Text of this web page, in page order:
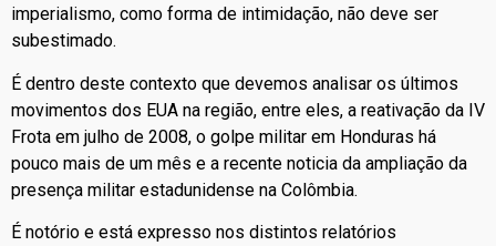
imperialismo, como forma de intimidação, não deve ser
subestimado.
É dentro deste contexto que devemos analisar os últimos
movimentos dos EUA na região, entre eles, a reativação da IV
Frota em julho de 2008, o golpe militar em Honduras há
pouco mais de um mês e a recente noticia da ampliação da
presença militar estadunidense na Colômbia.
É notório e está expresso nos distintos relatórios